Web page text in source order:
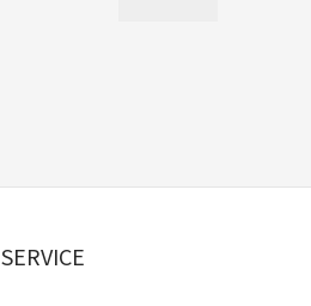
SERVICE